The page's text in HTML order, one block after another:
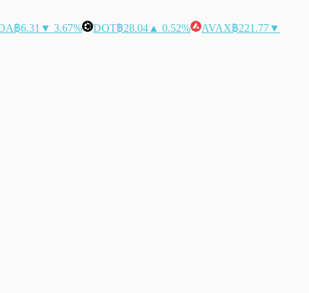
฿6.31 ▼ 3.67% DOT฿28.04 ▲ 0.52% AVAX฿221.77▼